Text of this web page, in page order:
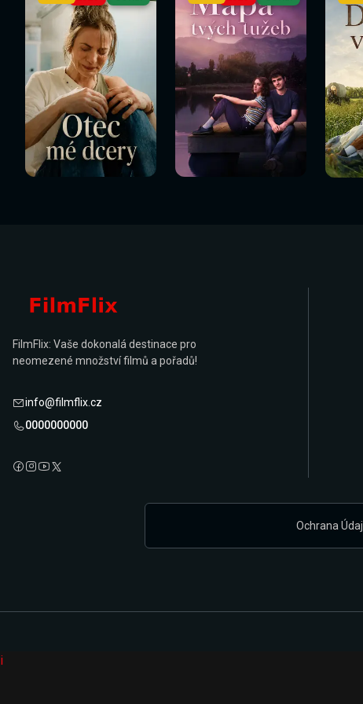
FilmFlix: Vaše dokonalá destinace pro
neomezené množství filmů a pořadů!
info@filmflix.cz
0000000000
Ochrana
i